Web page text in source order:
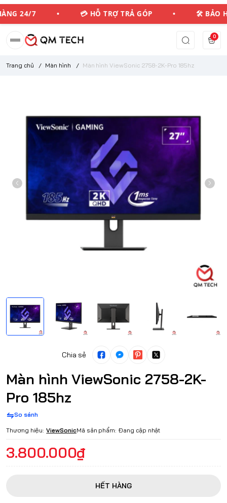
HÀNG 24/7 • 💳 HỖ TRỢ TRẢ GÓP • 🛠️
0
Trang chủ / Màn hình / Màn hình ViewSonic 2758-2K-Pro 185hz
Chia sẻ
Màn hình ViewSonic 2758-2K-
Pro 185hz
So sánh
Thương hiệu: ViewSonicMã sản phẩm: Đang cập nhật
3.800.000₫
HẾT HÀNG